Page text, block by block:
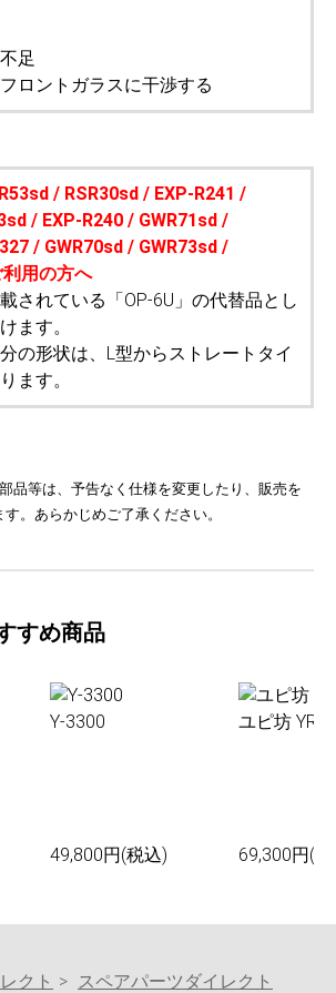
足
ロントガラスに干渉する
/ RSR30sd / EXP-R241 /
/ EXP-R240 / GWR71sd /
/ GWR70sd / GWR73sd /
用の方へ
されている「OP-6U」の代替品とし
ます。
の形状は、L型からストレートタイ
ます。
品等は、予告なく仕様を変更したり、販売を
。あらかじめご了承ください。
すめ商品
Y-3300
49,800円(税込)
ユピ坊 YR-
69,300円(
クト
スペアパーツダイレクト